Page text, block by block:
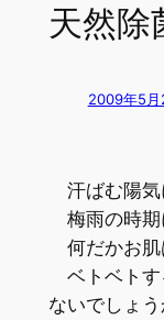
天然除
2009年5月
汗ばむ陽気
梅雨の時期
何だかお肌
ベトベトす
ないでしょう